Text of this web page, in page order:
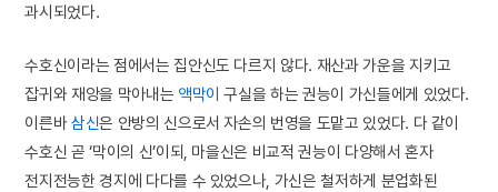
과시되었다.
수호신이라는 점에서는 집안신도 다르지 않다. 재산과 가운을 지키고
잡귀와 재앙을 막아내는 액막이 구실을 하는 권능이 가신들에게 있었다.
이른바삼신은 안방의 신으로서 자손의 번영을 도맡고 있었다. 다 같이
수호신 곧 ‘막이의 신’이되, 마을신은 비교적 권능이 다양해서 혼자
전지전능한 경지에 다다를 수 있었으나, 가신은 철저하게 분업화된